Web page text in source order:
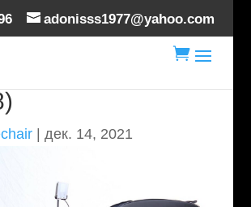
adonisss1977@yahoo.com

hoverdream-
| дек. 14, 2021